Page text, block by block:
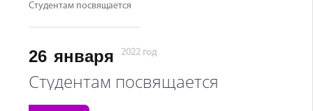
Студентам посвящается
26 января 2022 год
Студентам посвящается